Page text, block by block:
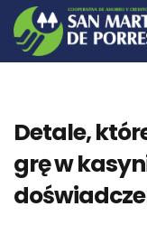
Detale,
grę w